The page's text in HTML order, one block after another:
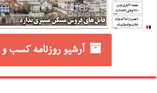
آرشیو روزنامه کسب و